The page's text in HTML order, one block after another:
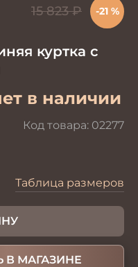
куртка с
в наличии
Код товара: 02277
15 823₽ -21 %
Таблица размеров
В МАГАЗИНЕ